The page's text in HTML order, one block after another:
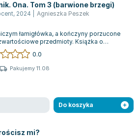
Ona. Tom 3 (barwione brzegi)
, 2024 Agnieszka Peszek
łamigłówka, a kończyny porzucone
przedmioty. Książka o
okładce, której treści nikt się n...
0.0
Pakujemy 11.08
Do koszyka
mi?